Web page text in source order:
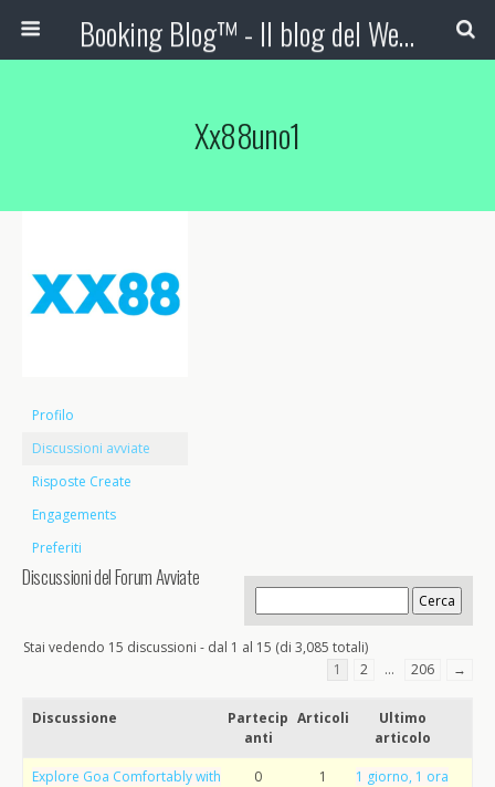
Booking Blog™ - Il blog del Web Marketing Turistico
Xx88uno1
Profilo
Discussioni avviate
Risposte Create
Engagements
Preferiti
Discussioni del Forum Avviate
Stai vedendo 15 discussioni - dal 1 al 15 (di 3,085 totali)
1
2 … 206 →
Discussione
Partecip
anti
Articoli
Ultimo
articolo
Explore Goa Comfortably with
0 1
1 giorno, 1 ora